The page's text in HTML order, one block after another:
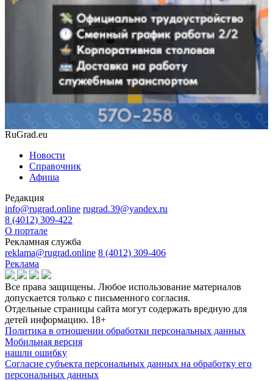
RuGrad.eu
Новости
Справочник
Афиша
Редакция
info@rugrad.online rugrad.39@yandex.ru
8 (4012) 309-422
О портале
Рекламная служба
reklama@rugrad.online 8 (4012) 309-406
Реклама
Все права защищены. Любое использование материалов
допускается только с письменного согласия.
Отдельные страницы сайта могут содержать вредную для
детей информацию. 18+
Политика в отношении обработки персональных данных
Мобильная версия
нашли ошибку
Согласие субъекта персональных данных на обработку его
персональных данных